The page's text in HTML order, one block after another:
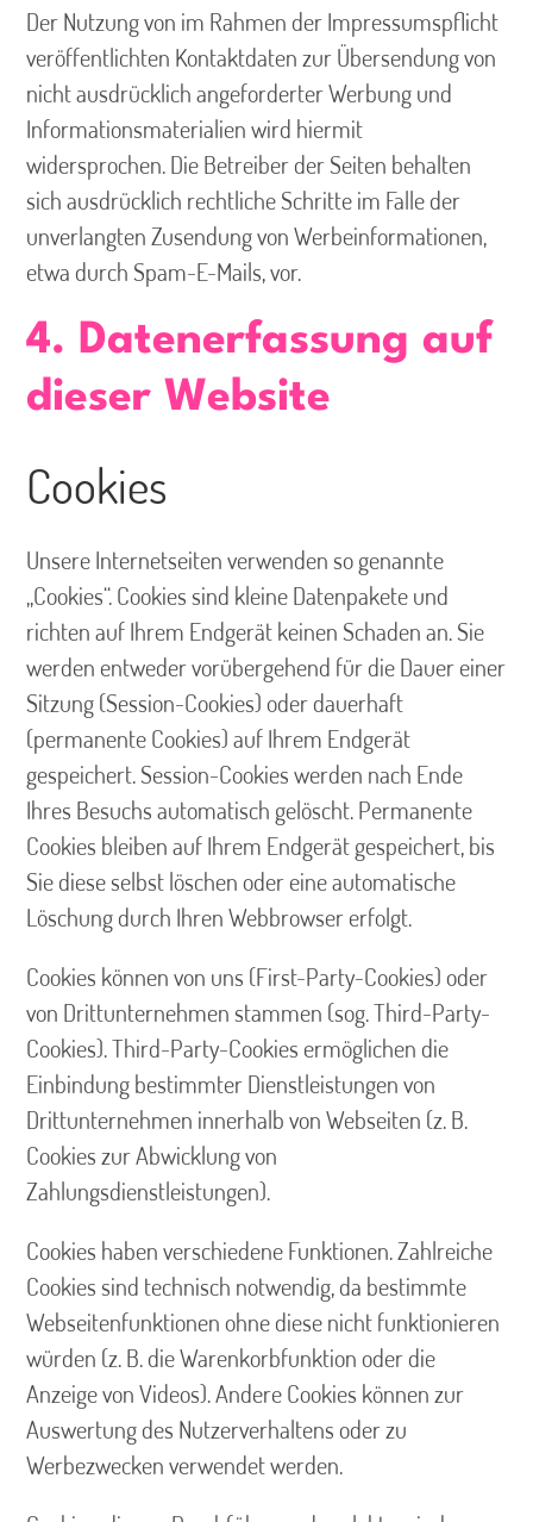
Der Nutzung von im Rahmen der Impressumspflicht
veröffentlichten Kontaktdaten zur Übersendung von
nicht ausdrücklich angeforderter Werbung und
Informationsmaterialien wird hiermit
widersprochen. Die Betreiber der Seiten behalten
sich ausdrücklich rechtliche Schritte im Falle der
unverlangten Zusendung von Werbeinformationen,
etwa durch Spam-E-Mails, vor.
4. Datenerfassung auf
dieser Website
Cookies
Unsere Internetseiten verwenden so genannte
„Cookies“. Cookies sind kleine Datenpakete und
richten auf Ihrem Endgerät keinen Schaden an. Sie
werden entweder vorübergehend für die Dauer einer
Sitzung (Session-Cookies) oder dauerhaft
(permanente Cookies) auf Ihrem Endgerät
gespeichert. Session-Cookies werden nach Ende
Ihres Besuchs automatisch gelöscht. Permanente
Cookies bleiben auf Ihrem Endgerät gespeichert, bis
Sie diese selbst löschen oder eine automatische
Löschung durch Ihren Webbrowser erfolgt.
Cookies können von uns (First-Party-Cookies) oder
von Drittunternehmen stammen (sog. Third-Party-
Cookies). Third-Party-Cookies ermöglichen die
Einbindung bestimmter Dienstleistungen von
Drittunternehmen innerhalb von Webseiten (z. B.
Cookies zur Abwicklung von
Zahlungsdienstleistungen).
Cookies haben verschiedene Funktionen. Zahlreiche
Cookies sind technisch notwendig, da bestimmte
Webseitenfunktionen ohne diese nicht funktionieren
würden (z. B. die Warenkorbfunktion oder die
Anzeige von Videos). Andere Cookies können zur
Auswertung des Nutzerverhaltens oder zu
Werbezwecken verwendet werden.